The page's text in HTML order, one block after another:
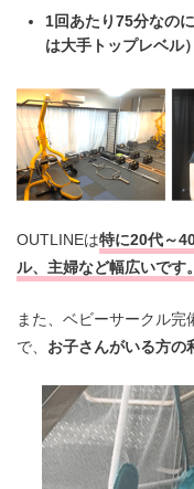
1回あたり75分なの
は大手トップレベル）
OUTLINEは特に20代～
ル、主婦など幅広いです。
また、ベビーサークル
で、 お子さんがいる方の